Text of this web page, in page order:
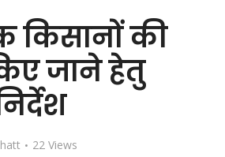
किसानों की
जाने हेतु
22 Views